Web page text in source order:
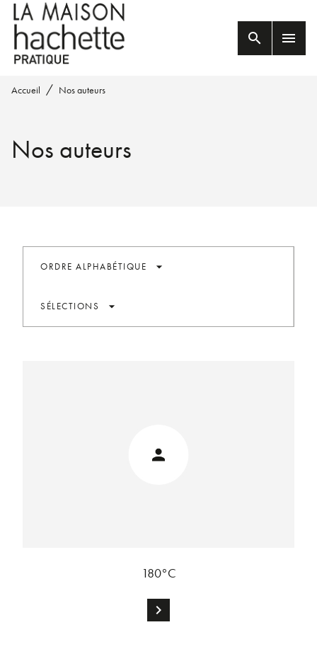
MENU RECHERCHE
PIED DE PAGE
search menu
Accueil / Nos auteurs
Nos auteurs
ORDRE ALPHABÉTIQUE arrow_drop_down
SÉLECTIONS arrow_drop_down
180°C
chevron_right